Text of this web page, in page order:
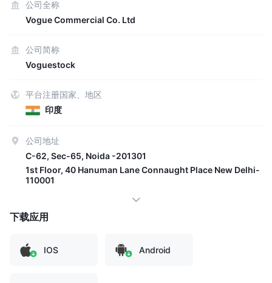
公司全称
Vogue Commercial Co. Ltd
公司简称
Voguestock
平台注册国家、地区
印度
公司地址
C-62, Sec-65, Noida -201301
1st Floor, 40 Hanuman Lane Connaught Place New Delhi-
110001
下载应用
IOS Android